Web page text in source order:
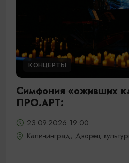
КОНЦЕРТЫ
Симфония «оживших
ПРО.АРТ:
23.09.2026 19:00
Калининград, Дворец